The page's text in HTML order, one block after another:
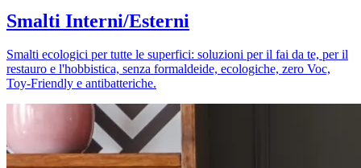
Smalti Interni/Esterni
Smalti ecologici per tutte le superfici: soluzioni per il fai da te, per il
restauro e l'hobbistica, senza formaldeide, ecologiche, zero Voc,
Toy-Friendly e antibatteriche.